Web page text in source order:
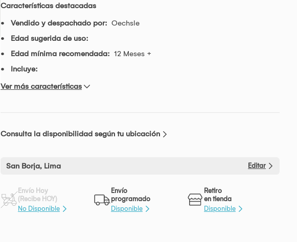
Características destacadas
Vendido y despachado por: Oechsle
Edad sugerida de uso:
Edad mínima recomendada: 12 Meses +
Incluye:
Ver más características
Consulta la disponibilidad según tu ubicación
San Borja, Lima Editar
Envío Hoy
(Recibe HOY)
No Disponible
Envío
programado
Disponible
Retiro
en tienda
Disponible